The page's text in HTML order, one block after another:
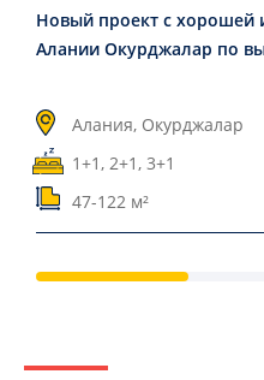
Новый проект с хорошей
Алании Окурджалар по
Алания, Окурджалар
1+1, 2+1, 3+1
47-122 м²